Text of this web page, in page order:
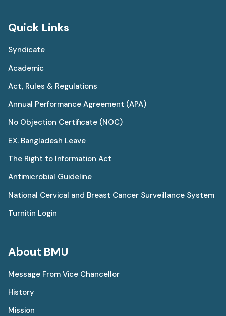
Quick Links
Syndicate
Academic
Act, Rules & Regulations
Annual Performance Agreement (APA)
No Objection Certificate (NOC)
EX. Bangladesh Leave
The Right to Information Act
Antimicrobial Guideline
National Cervical and Breast Cancer Surveillance System
Turnitin Login
About BMU
Message From Vice Chancellor
History
Mission